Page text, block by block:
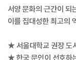
서양 문화의 근간이 되
이를 집대성한 최고의
★ 서울대학교 권장 도
★ 한국 문인이 선호하